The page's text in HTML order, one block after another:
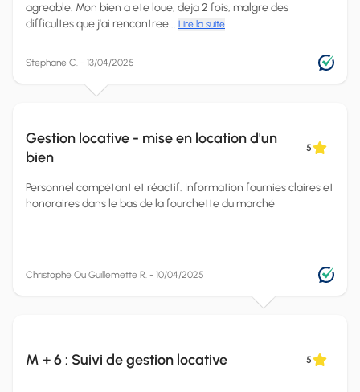
agreable. Mon bien a ete loue, deja 2 fois, malgre des
difficultes que j'ai rencontree... Lire la suite
Stephane C. - 13/04/2025
Gestion locative - mise en location d'un
bien
5
Personnel compétant et réactif. Information fournies claires et
honoraires dans le bas de la fourchette du marché
Christophe Ou Guillemette R. - 10/04/2025
M + 6 : Suivi de gestion locative 5